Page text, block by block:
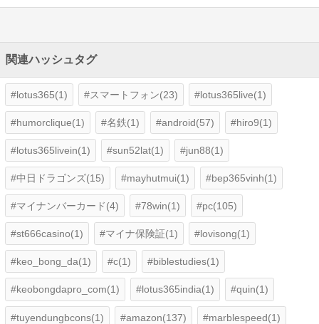
関連ハッシュタグ
lotus365(1) スマートフォン(23) lotus365live(1)
humorclique(1) 名鉄(1) android(57) hiro9(1)
lotus365livein(1) sun52lat(1) jun88(1)
中日ドラゴンズ(15) mayhutmui(1) bep365vinh(1)
マイナンバーカード(4) 78win(1) pc(105)
st666casino(1) マイナ保険証(1) lovisong(1)
keo_bong_da(1) c(1) biblestudies(1)
keobongdapro_com(1) lotus365india(1) quin(1)
tuyendungbcons(1) amazon(137) marblespeed(1)